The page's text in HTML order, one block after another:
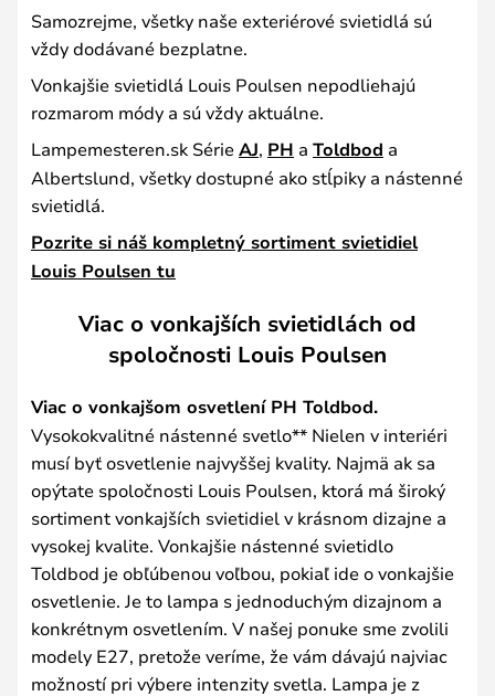
Samozrejme, všetky naše exteriérové svietidlá sú
vždy dodávané bezplatne.
Vonkajšie svietidlá Louis Poulsen nepodliehajú
rozmarom módy a sú vždy aktuálne.
Lampemesteren.sk SérieAJ, PH a Toldbod a
Albertslund, všetky dostupné ako stĺpiky a nástenné
svietidlá.
Pozrite si náš kompletný sortiment svietidiel
Louis Poulsen tu
Viac o vonkajších svietidlách od
spoločnosti Louis Poulsen
Viac o vonkajšom osvetlení PH Toldbod.
Vysokokvalitné nástenné svetlo** Nielen v interiéri
musí byť osvetlenie najvyššej kvality. Najmä ak sa
opýtate spoločnosti Louis Poulsen, ktorá má široký
sortiment vonkajších svietidiel v krásnom dizajne a
vysokej kvalite. Vonkajšie nástenné svietidlo
Toldbod je obľúbenou voľbou, pokiaľ ide o vonkajšie
osvetlenie. Je to lampa s jednoduchým dizajnom a
konkrétnym osvetlením. V našej ponuke sme zvolili
modely E27, pretože veríme, že vám dávajú najviac
možností pri výbere intenzity svetla. Lampa je z